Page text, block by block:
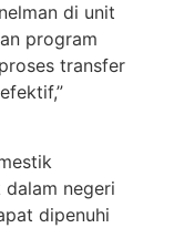
di unit
program
transfer
negeri
dipenuhi